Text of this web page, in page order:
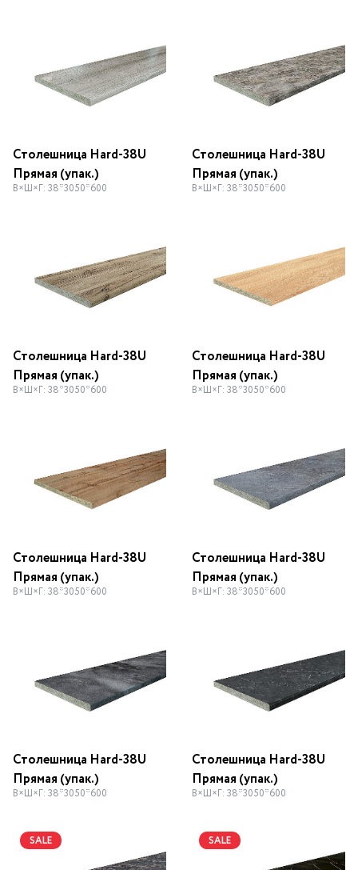
Столешница Hard-38U
Прямая (упак.)
В×Ш×Г: 38*3050*600
Столешница Hard-38U
Прямая (упак.)
В×Ш×Г: 38*3050*600
Столешница Hard-38U
Прямая (упак.)
В×Ш×Г: 38*3050*600
Столешница Hard-38U
Прямая (упак.)
В×Ш×Г: 38*3050*600
Столешница Hard-38U
Прямая (упак.)
В×Ш×Г: 38*3050*600
Столешница Hard-38U
Прямая (упак.)
В×Ш×Г: 38*3050*600
Столешница Hard-38U
Прямая (упак.)
В×Ш×Г: 38*3050*600
Столешница Hard-38U
Прямая (упак.)
В×Ш×Г: 38*3050*600
SALE SALE